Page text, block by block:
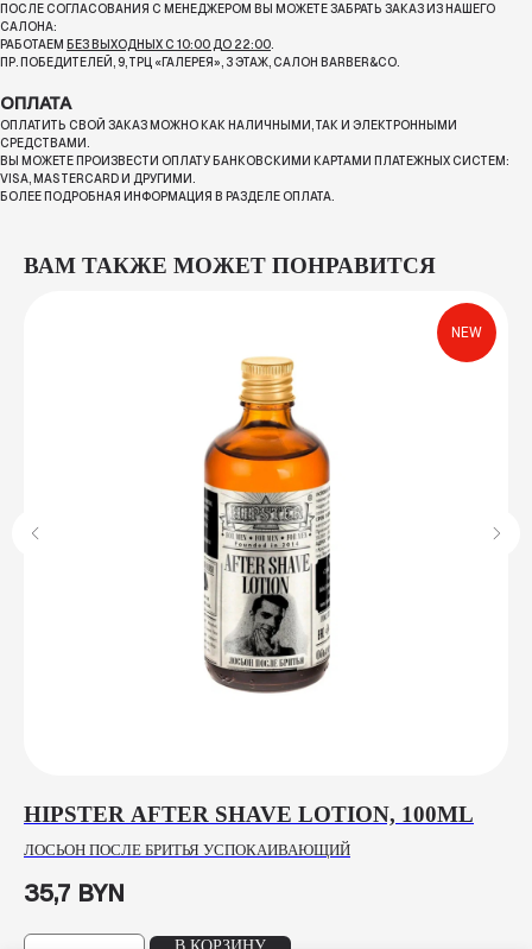
ПОСЛЕ СОГЛАСОВАНИЯ С МЕНЕДЖЕРОМ ВЫ МОЖЕТЕ ЗАБРАТЬ ЗАКАЗ ИЗ НАШЕГО
САЛОНА:
РАБОТАЕМ БЕЗ ВЫХОДНЫХ С 10:00 ДО 22:00.
ПР. ПОБЕДИТЕЛЕЙ, 9, ТРЦ «ГАЛЕРЕЯ», 3 ЭТАЖ, САЛОН BARBER&CO.
ОПЛАТА
ОПЛАТИТЬ СВОЙ ЗАКАЗ МОЖНО КАК НАЛИЧНЫМИ, ТАК И ЭЛЕКТРОННЫМИ
СРЕДСТВАМИ.
ВЫ МОЖЕТЕ ПРОИЗВЕСТИ ОПЛАТУ БАНКОВСКИМИ КАРТАМИ ПЛАТЕЖНЫХ СИСТЕМ:
VISA, MASTERCARD И ДРУГИМИ.
БОЛЕЕ ПОДРОБНАЯ ИНФОРМАЦИЯ В РАЗДЕЛЕ ОПЛАТА.
ВАМ ТАКЖЕ МОЖЕТ ПОНРАВИТСЯ
NEW
HIPSTER AFTER SHAVE LOTION, 100ML
ЛОСЬОН ПОСЛЕ БРИТЬЯ УСПОКАИВАЮЩИЙ
35,7 BYN